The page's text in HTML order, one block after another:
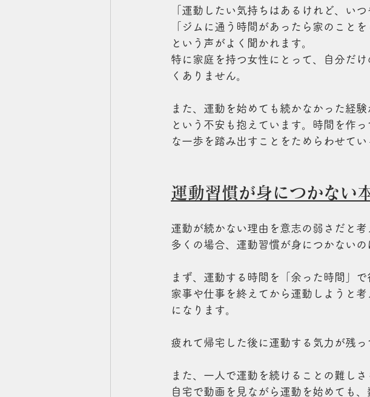
「運動したい気持ちはあるけれど、い
「ジムに通う時間があったら家のことを
という声がよく聞かれます。
特に家庭を持つ女性にとって、自分だ
くありません。
また、運動を始めても続かなかった経
という不安も抱えています。時間を作
な一歩を踏み出すことをためらわせてい
運動習慣が身につかない
運動が続かない理由を意志の弱さだと
多くの場合、運動習慣が身につかないの
まず、運動する時間を「余った時間」
家事や仕事を終えてから運動しようと
になります。
疲れて帰宅した後に運動する気力が残
また、一人で運動を続けることの難しさ
自宅で動画を見ながら運動を始めても